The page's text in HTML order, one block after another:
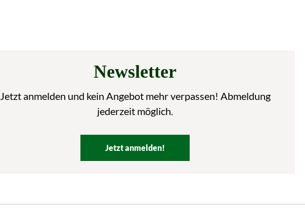
Newsletter
Jetzt anmelden und kein Angebot mehr verpassen! Abmeldung
jederzeit möglich.
Jetzt anmelden!